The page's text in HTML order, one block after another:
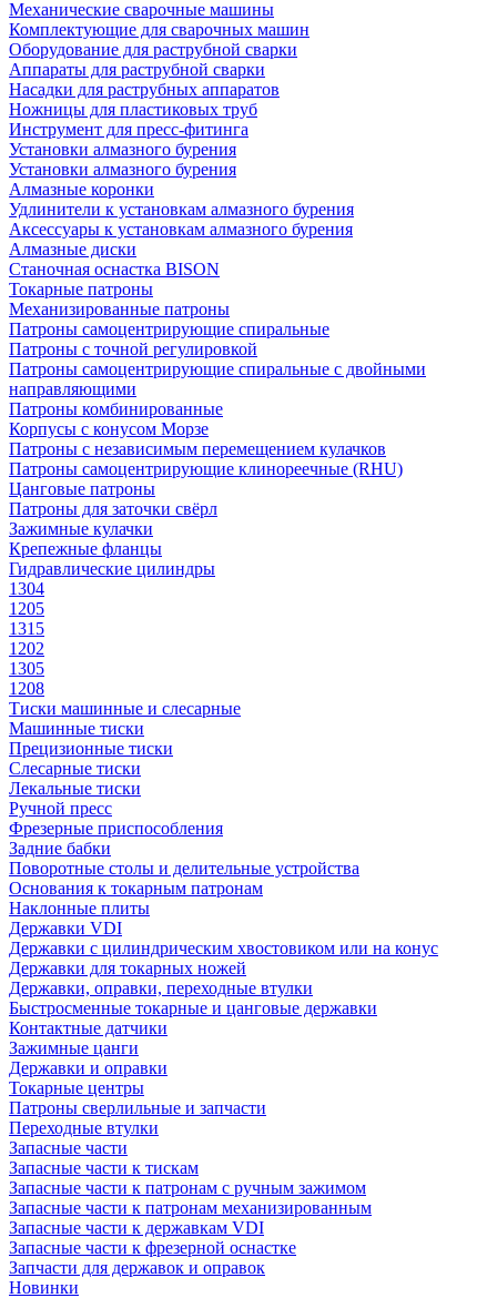
Механические сварочные машины
Комплектующие для сварочных машин
Оборудование для раструбной сварки
Аппараты для раструбной сварки
Насадки для раструбных аппаратов
Ножницы для пластиковых труб
Инструмент для пресс-фитинга
Установки алмазного бурения
Установки алмазного бурения
Алмазные коронки
Удлинители к установкам алмазного бурения
Аксессуары к установкам алмазного бурения
Алмазные диски
Станочная оснастка BISON
Токарные патроны
Механизированные патроны
Патроны самоцентрирующие спиральные
Патроны с точной регулировкой
Патроны самоцентрирующие спиральные с двойными
направляющими
Патроны комбинированные
Корпусы с конусом Морзе
Патроны с независимым перемещением кулачков
Патроны самоцентрирующие клинореечные (RHU)
Цанговые патроны
Патроны для заточки свёрл
Зажимные кулачки
Крепежные фланцы
Гидравлические цилиндры
1304
1205
1315
1202
1305
1208
Тиски машинные и слесарные
Машинные тиски
Прецизионные тиски
Слесарные тиски
Лекальные тиски
Ручной пресс
Фрезерные приспособления
Задние бабки
Поворотные столы и делительные устройства
Основания к токарным патронам
Наклонные плиты
Державки VDI
Державки с цилиндрическим хвостовиком или на конус
Державки для токарных ножей
Державки, оправки, переходные втулки
Быстросменные токарные и цанговые державки
Контактные датчики
Зажимные цанги
Державки и оправки
Токарные центры
Патроны сверлильные и запчасти
Переходные втулки
Запасные части
Запасные части к тискам
Запасные части к патронам с ручным зажимом
Запасные части к патронам механизированным
Запасные части к державкам VDI
Запасные части к фрезерной оснастке
Запчасти для державок и оправок
Новинки